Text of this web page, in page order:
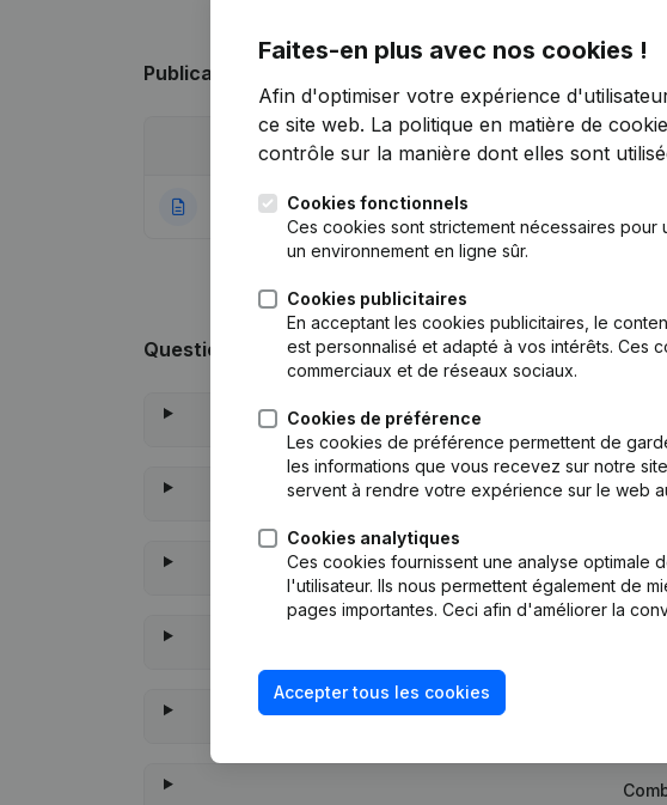
Publications
Publication
23-04-2018 Rubrique Constitution (Nouvelle
Questions fréquemment posées
Quel
Quand
À quand remonte la
Faites-en plus avec nos cookies !
Afin d'optimiser votre expérience
ce site web. La politique en matière de
contrôle sur la manière dont elles sont
Cookies fonctionnels
Ces cookies sont strictement nécessaires
un environnement en ligne sûr.
Cookies publicitaires
En acceptant les cookies publicitaires, le
est personnalisé et adapté à vos intérêts. Ces
commerciaux et de réseaux sociaux.
Cookies de préférence
Les cookies de préférence permettent de
les informations que vous recevez sur notre
servent à rendre votre expérience sur le web
Cookies analytiques
Ces cookies fournissent une analyse optimale
l'utilisateur. Ils nous permettent également de
pages importantes. Ceci afin d'améliorer la
Accepter tous les cookies